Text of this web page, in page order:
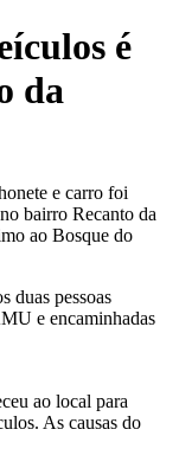
é
da
e carro foi
bairro Recanto da
ao Bosque do
duas pessoas
e encaminhadas
ao local para
As causas do